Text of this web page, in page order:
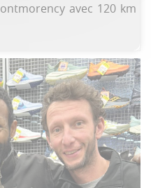
avec 120 km